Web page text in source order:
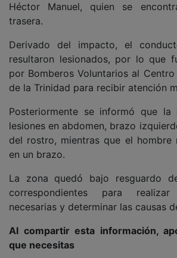
Héctor Manuel, quien se
trasera.
Derivado del impacto, el
resultaron lesionados, por lo que
por Bomberos Voluntarios al
de la Trinidad para recibir atención
Posteriormente se informó que la
lesiones en abdomen, brazo
del rostro, mientras que el hombre
en un brazo.
La zona quedó bajo resguardo
correspondientes para
necesarias y determinar las causas
Al compartir esta información,
que necesitas